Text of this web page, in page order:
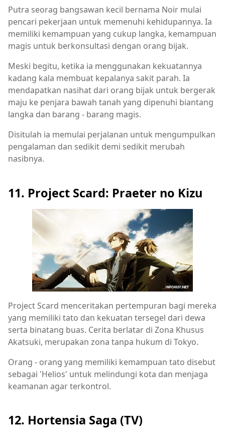
Putra seorag bangsawan kecil bernama Noir mulai
pencari pekerjaan untuk memenuhi kehidupannya. Ia
memiliki kemampuan yang cukup langka, kemampuan
magis untuk berkonsultasi dengan orang bijak.
Meski begitu, ketika ia menggunakan kekuatannya
kadang kala membuat kepalanya sakit parah. Ia
mendapatkan nasihat dari orang bijak untuk bergerak
maju ke penjara bawah tanah yang dipenuhi biantang
langka dan barang - barang magis.
Disitulah ia memulai perjalanan untuk mengumpulkan
pengalaman dan sedikit demi sedikit merubah
nasibnya.
11. Project Scard: Praeter no Kizu
Project Scard menceritakan pertempuran bagi mereka
yang memiliki tato dan kekuatan tersegel dari dewa
serta binatang buas. Cerita berlatar di Zona Khusus
Akatsuki, merupakan zona tanpa hukum di Tokyo.
Orang - orang yang memiliki kemampuan tato disebut
sebagai 'Helios' untuk melindungi kota dan menjaga
keamanan agar terkontrol.
12. Hortensia Saga (TV)